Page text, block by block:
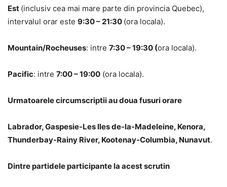
Est (inclusiv cea mai mare parte din provincia Quebec),
intervalul orar este 9:30 – 21:30 (ora locala).
Mountain/Rocheuses: intre 7:30 – 19:30 (ora locala).
Pacific: intre 7:00 – 19:00 (ora locala).
Urmatoarele circumscriptii au doua fusuri orare
Labrador, Gaspesie-Les Iles de-la-Madeleine, Kenora,
Thunderbay-Rainy River, Kootenay-Columbia, Nunavut.
Dintre partidele participante la acest scrutin